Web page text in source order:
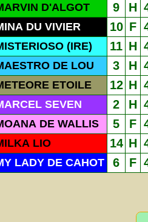
D'ALGOT 9 H
DU VIVIER 10 F
(IRE) 11 H
DE LOU 3 H
ETOILE 12 H
SEVEN 2 H
DE WALLIS 5 F
LIO 14 H
LADY DE CAHOT 6 F